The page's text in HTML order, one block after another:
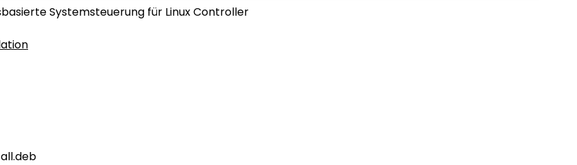
Systemsteuerung für Linux Controller